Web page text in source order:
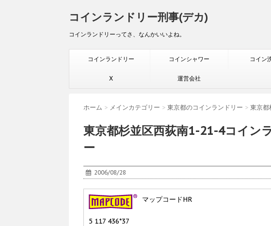
コインランドリー刑事(デカ)
コインランドリーってさ、なんかいいよね。
コインランドリー コインシャワー コイン
X 運営会社
ホーム > メインカテゴリー > 東京都のコインランドリー > 東京都
東京都杉並区西荻南1-21-4コイン
ー
2006/08/28
マップコードHR
5 117 436*37